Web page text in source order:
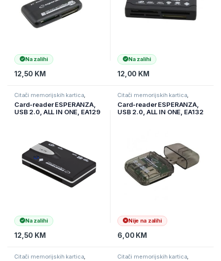
Na zalihi
12,50 KM
Na zalihi
12,00 KM
Čitači memorijskih kartica,
Card-reader ESPERANZA,
USB 2.0, ALL IN ONE, EA129
Na zalihi
12,50 KM
Čitači memorijskih kartica,
Card-reader ESPERANZA,
USB 2.0, ALL IN ONE, EA132
Nije na zalihi
6,00 KM
Čitači memorijskih kartica, Čitači memorijskih kartica,